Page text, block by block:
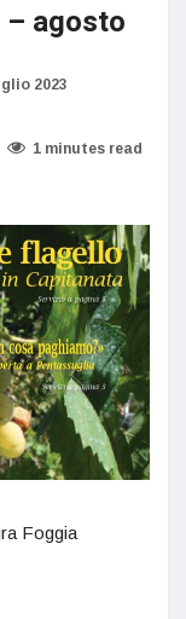
– agosto
2023
1 minutes read
Foggia